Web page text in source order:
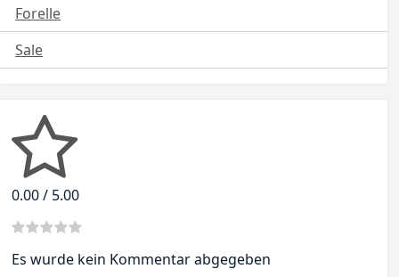
Forelle
Sale
0.00 / 5.00
Es wurde kein Kommentar abgegeben